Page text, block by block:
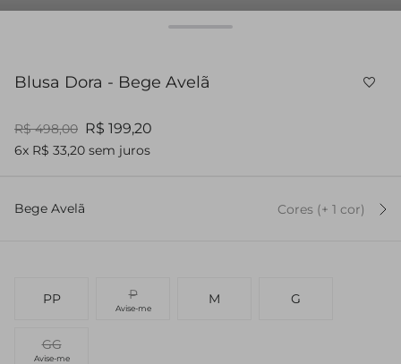
Blusa Dora - Bege Avelã
R$ 498,00 R$ 199,20
6x R$ 33,20 sem juros
Bege Avelã Cores (+ 1 cor)
PP P
Avise-me
M G
GG
Avise-me